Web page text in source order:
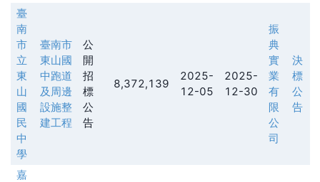
臺
南
市
立
東
山
國
民
中
學
臺南市
東山國
中跑道
及周邊
設施整
建工程
公
開
招
標
公
告
8,372,139
2025-
12-05
2025-
12-30
振
典
實
業
有
限
公
司
決
標
公
告
嘉